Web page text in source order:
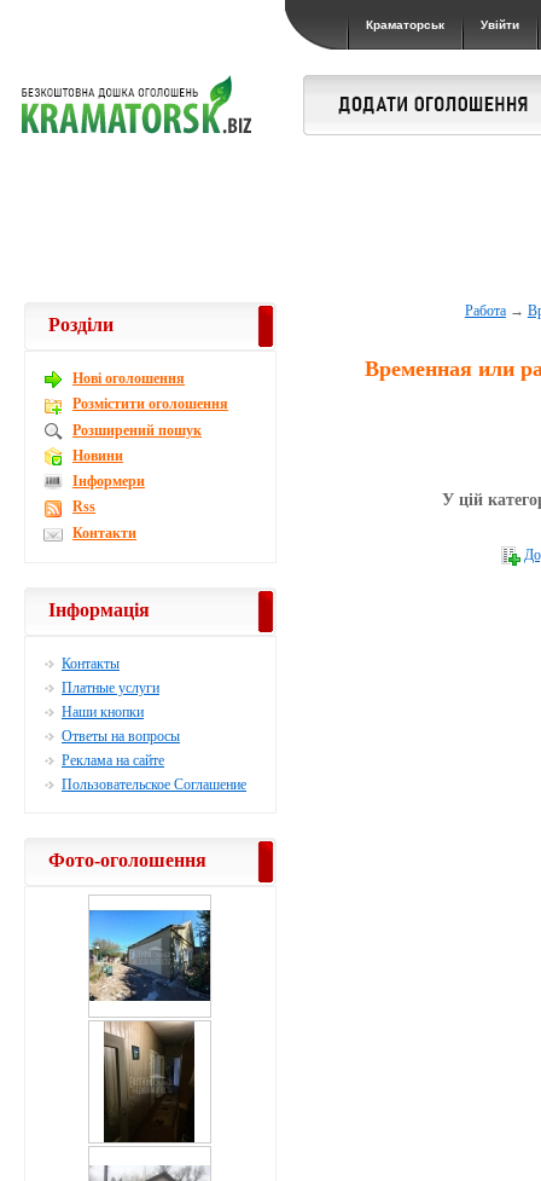
Краматорськ Увійти
Работа→
Временная или
У цій
Розділи
Новi оголошення
Розмістити оголошення
Розширений пошук
Новини
Інформери
Rss
Контакти
Інформація
Контакты
Платные услуги
Наши кнопки
Ответы на вопросы
Реклама на сайте
Пользовательское Соглашение
Фото-оголошення